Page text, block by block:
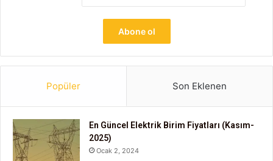
Popüler Son Eklenen
En Güncel Elektrik Birim Fiyatları (Kasım-
2025)
Ocak 2, 2024